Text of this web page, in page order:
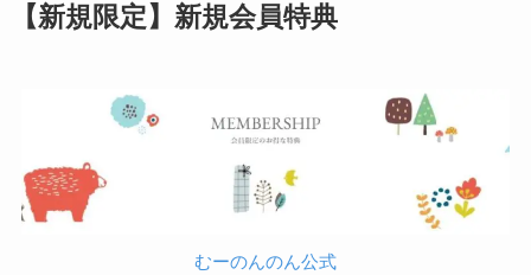
【新規限定】新規会員特典
むーのんのん公式